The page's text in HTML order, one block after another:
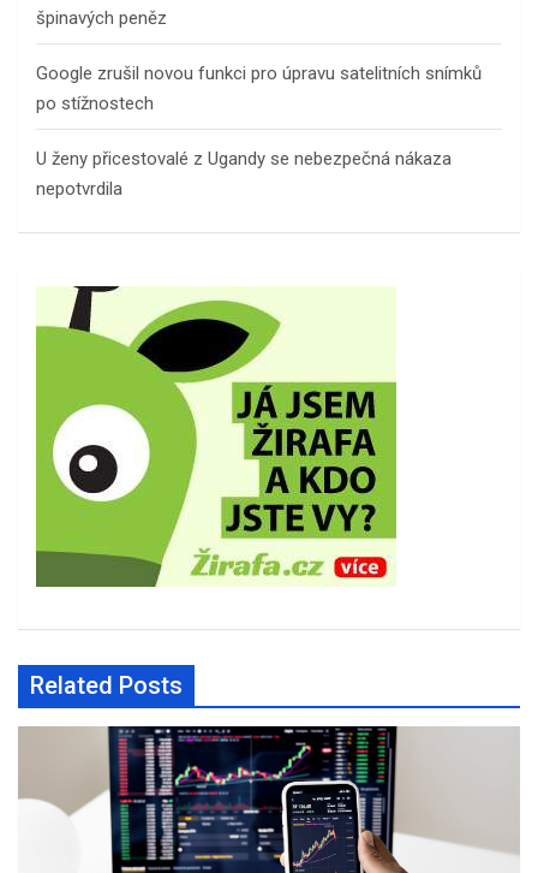
špinavých peněz
Google zrušil novou funkci pro úpravu satelitních snímků
po stížnostech
U ženy přicestovalé z Ugandy se nebezpečná nákaza
nepotvrdila
Related Posts